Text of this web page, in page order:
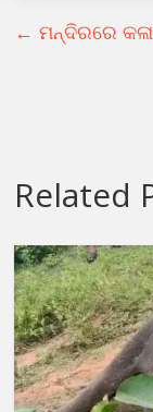
← ମନ୍ଦିରରେ
Related